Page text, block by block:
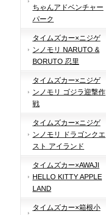
ちゃんアドベンチャー
パーク
タイムズカー×ニジゲ
ンノモリ NARUTO &
BORUTO 忍里
タイムズカー×ニジゲ
ンノモリ ゴジラ迎撃作
戦
タイムズカー×ニジゲ
ンノモリ ドラゴンクエ
スト アイランド
タイムズカー×AWAJI
HELLO KITTY APPLE
LAND
タイムズカー×箱根小